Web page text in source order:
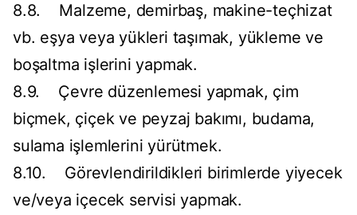
8.8. Malzeme, demirbaş, makine-teçhizat
vb. eşya veya yükleri taşımak, yükleme ve
boşaltma işlerini yapmak.
8.9. Çevre düzenlemesi yapmak, çim
biçmek, çiçek ve peyzaj bakımı, budama,
sulama işlemlerini yürütmek.
8.10. Görevlendirildikleri birimlerde yiyecek
ve/veya içecek servisi yapmak.